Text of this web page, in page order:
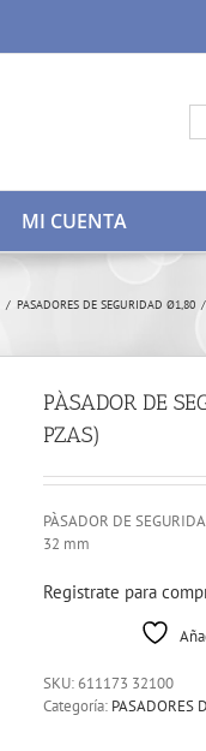
MI CUENTA
/ PASADORES DE SEGURIDAD Ø1,80 /
PÀSADOR DE
PZAS)
PÀSADOR DE
32 mm
Registrate para
SKU:611173 32100
Categoría: PASADORES